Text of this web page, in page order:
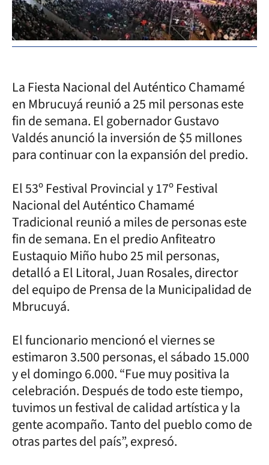
La Fiesta Nacional del Auténtico Chamamé
en Mbrucuyá reunió a 25 mil personas este
fin de semana. El gobernador Gustavo
Valdés anunció la inversión de $5 millones
para continuar con la expansión del predio.
El 53º Festival Provincial y 17º Festival
Nacional del Auténtico Chamamé
Tradicional reunió a miles de personas este
fin de semana. En el predio Anfiteatro
Eustaquio Miño hubo 25 mil personas,
detalló a El Litoral, Juan Rosales, director
del equipo de Prensa de la Municipalidad de
Mbrucuyá.
El funcionario mencionó el viernes se
estimaron 3.500 personas, el sábado 15.000
y el domingo 6.000. “Fue muy positiva la
celebración. Después de todo este tiempo,
tuvimos un festival de calidad artística y la
gente acompaño. Tanto del pueblo como de
otras partes del país”, expresó.